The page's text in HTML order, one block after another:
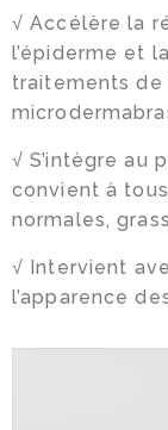
√ Accélère la
l’épiderme et
traitements de
√ S’intègre au
convient à
normales,
√ Intervient
l’apparence